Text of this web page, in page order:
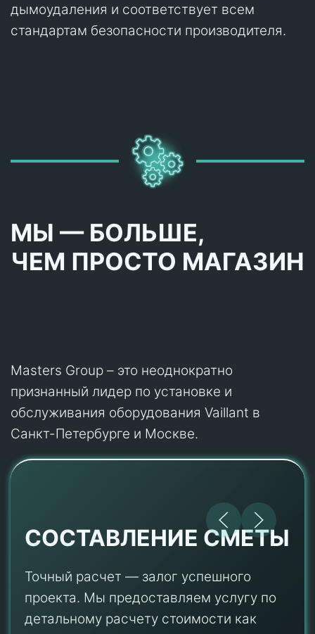
дымоудаления и соответствует всем
стандартам безопасности производителя.
МЫ — БОЛЬШЕ,
ЧЕМ ПРОСТО МАГАЗИН
Masters Group – это неоднократно
признанный лидер по установке и
обслуживания оборудования Vaillant в
Санкт-Петербурге и Москве.
СОСТАВЛЕНИЕ СМЕТЫ
Точный расчет — залог успешного
проекта. Мы предоставляем услугу по
детальному расчету стоимости как